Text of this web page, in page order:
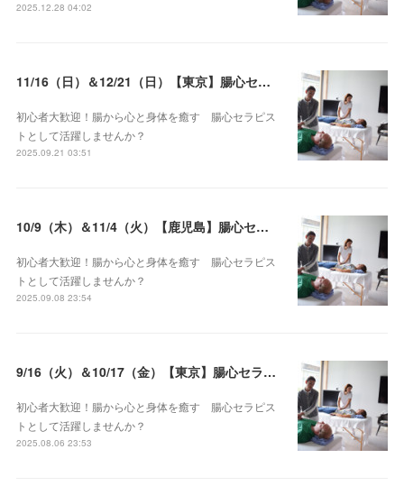
2025.12.28 04:02
11/16（日）＆12/21（日）【東京】腸心セラピスト養成コース《２日間コース》開講決定
初心者大歓迎！腸から心と身体を癒す 腸心セラピス
トとして活躍しませんか？
2025.09.21 03:51
10/9（木）＆11/4（火）【鹿児島】腸心セラピスト養成コース《２日間コース》開講決定
初心者大歓迎！腸から心と身体を癒す 腸心セラピス
トとして活躍しませんか？
2025.09.08 23:54
9/16（火）＆10/17（金）【東京】腸心セラピスト養成コース《２日間コース》開講決定
初心者大歓迎！腸から心と身体を癒す 腸心セラピス
トとして活躍しませんか？
2025.08.06 23:53